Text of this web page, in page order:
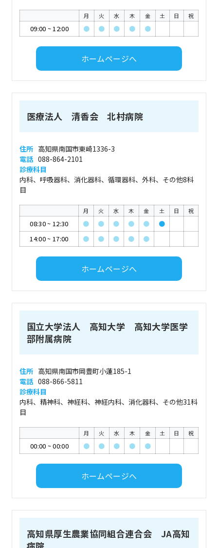
月 火 水 木 金 土 日 祝
09:00 ~12:00 ● ● ● ● ●
ホームページへ
医療法人 清香会 北村病院
住所 高知県南国市東崎1336-3
電話 088-864-2101
診療科目
内科、呼吸器科、消化器科、循環器科、外科、その他8科
目
月 火 水 木 金 土 日 祝
08:30~ 12:30 ● ● ● ● ●
●
14:00~ 17:00 ● ● ● ● ●
ホームページへ
国立大学法人 高知大学 高知大学医学
部附属病院
住所 高知県南国市岡豊町小蓮185-1
電話 088-866-5811
診療科目
内科、精神科、神経科、神経内科、消化器科、その他31科
目
月 火 水 木 金 土 日 祝
00:00 ~00:00 ● ● ● ● ●
ホームページへ
高知県厚生農業協同組合連合会 JA高知